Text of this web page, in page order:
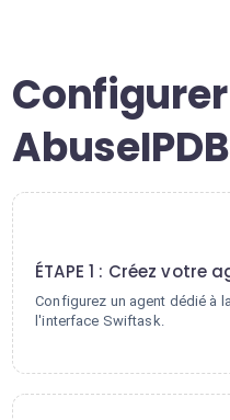
ÉTAPE 1 : Créez votre
Configurez un agent dédié à
l'interface Swiftask.